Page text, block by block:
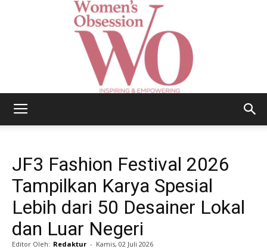
Obsession
|
JF3 Fashion Festival 2026
Tampilkan Karya Spesial
Lebih dari 50 Desainer Lokal
dan Luar Negeri
Editor Oleh: Redaktur - Kamis, 02 Juli 2026